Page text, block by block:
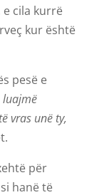
cila kurrë
kur është
pesë e
luajmë
vras unë ty,
për
hanë të